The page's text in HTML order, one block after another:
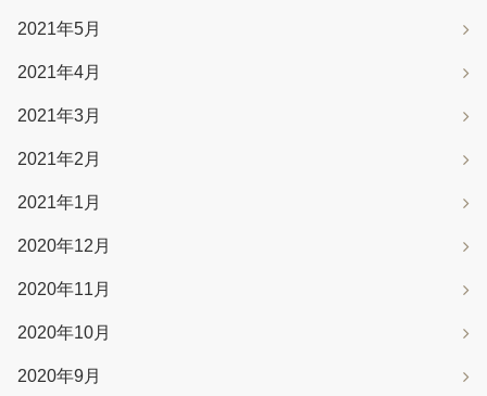
2021年5月
2021年4月
2021年3月
2021年2月
2021年1月
2020年12月
2020年11月
2020年10月
2020年9月